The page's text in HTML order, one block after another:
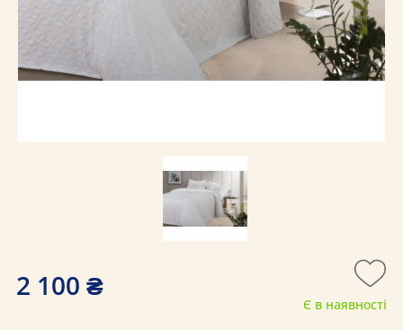
2 100 ₴
Є в наявності